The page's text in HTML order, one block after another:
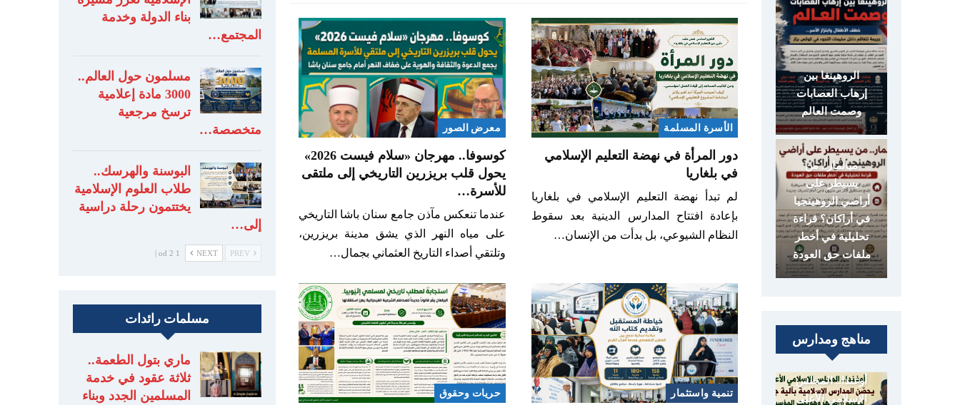
الأسرة المسلمة
دور المرأة في نهضة التعليم الإسلامي
في بلغاريا
لم تبدأ نهضة التعليم الإسلامي في بلغاريا
بإعادة افتتاح المدارس الدينية بعد سقوط
النظام الشيوعي، بل بدأت من الإنسان…
معرض الصور
كوسوفا.. مهرجان «سلام فيست 2026»
يحول قلب بريزرين التاريخي إلى ملتقى
للأسرة…
عندما تنعكس مآذن جامع سنان باشا التاريخي
على مياه النهر الذي يشق مدينة بريزرين،
وتلتقي أصداء التاريخ العثماني بجمال…
تنمية واستثمار حريات وحقوق
بناء الدولة وخدمة
المجتمع…
مسلمون حول العالم..
3000 مادة إعلامية
ترسخ مرجعية
متخصصة…
البوسنة والهرسك..
طلاب العلوم الإسلامية
يختتمون رحلة دراسية
إلى…
NEXT
1 od 2 |
مسلمات رائدات
ماري بتول الطعمة..
ثلاثة عقود في خدمة
المسلمين الجدد وبناء
الروهينغا بين
إرهاب العصابات
وصمت العالم
ميانمار.. من
يسيطر على
أراضي الروهينجيا
في أراكان؟ قراءة
تحليلية في أخطر
ملفات حق العودة
مناهج ومدارس
أوغندا.. المجلس
الإسلامي الأعلى